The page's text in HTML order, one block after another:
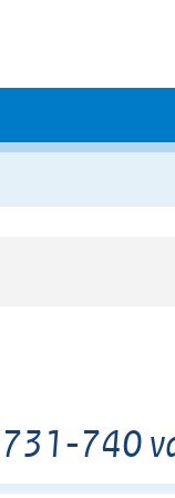
731-740